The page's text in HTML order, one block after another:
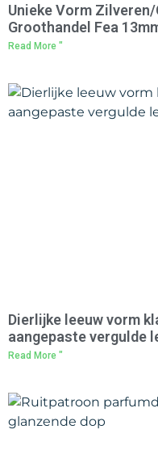
Unieke Vorm
Groothandel Fea
Read More "
Dierlijke leeuw vorm
aangepaste vergulde
Read More "